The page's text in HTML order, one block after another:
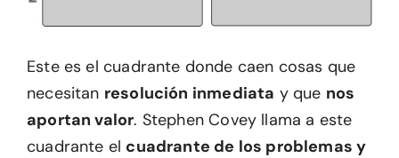
Este es el cuadrante donde caen cosas que
necesitan resolución inmediata y que nos
aportan valor. Stephen Covey llama a este
cuadrante el cuadrante de los problemas y